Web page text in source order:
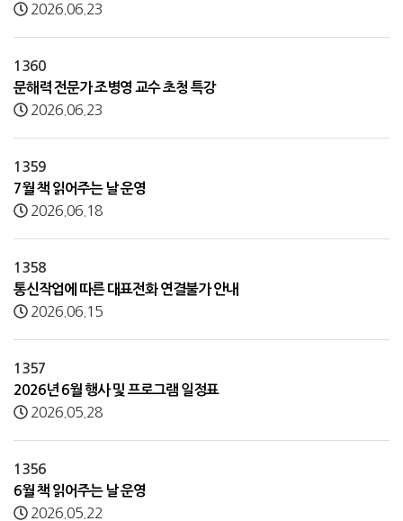
2026.06.23
1360
문해력 전문가 조병영 교수 초청 특강
2026.06.23
1359
7월 책 읽어주는 날 운영
2026.06.18
1358
통신작업에 따른 대표전화 연결불가 안내
2026.06.15
1357
2026년 6월 행사 및 프로그램 일정표
2026.05.28
1356
6월 책 읽어주는 날 운영
2026.05.22